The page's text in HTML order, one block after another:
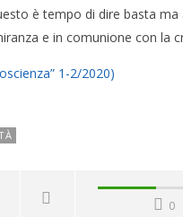
è tempo di dire basta
e in comunione con la
1-2/2020)
0